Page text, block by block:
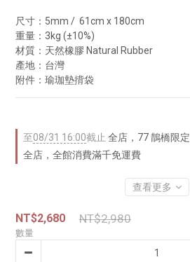
尺寸：5mm /  61cm x 180cm
重量：3kg (±10%)
材質：天然橡膠 Natural Rubber
產地：台灣
附件：瑜珈墊揹袋
至08/31 16:00截止 全店，77 鵲橋限定
全店，全館消費滿千免運費
查看更多
NT$2,680 NT$2,980
數量